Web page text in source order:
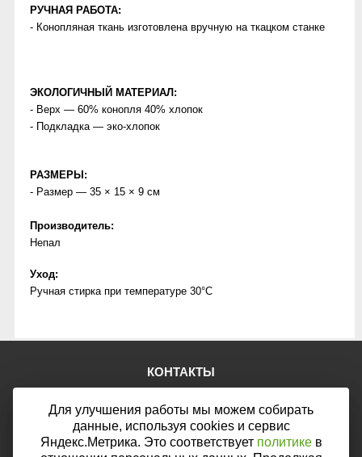
РУЧНАЯ РАБОТА:
- Конопляная ткань изготовлена вручную на ткацком станке
ЭКОЛОГИЧНЫЙ МАТЕРИАЛ:
- Верх — 60% конопля 40% хлопок
- Подкладка — эко-хлопок
РАЗМЕРЫ:
- Размер — 35 × 15 × 9 см
Производитель:
Непал
Уход:
Ручная стирка при температуре 30°C
КОНТАКТЫ
E-mail:mail@web46.ru
Мы в соцсетях:
Для улучшения работы мы можем собирать
данные, используя cookies и сервис
Яндекс.Метрика. Это соответствует политикев